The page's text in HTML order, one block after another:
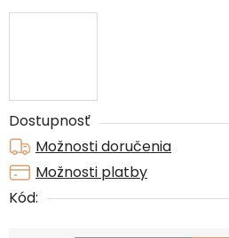
Dostupnosť
Možnosti doručenia
Možnosti platby
Kód: